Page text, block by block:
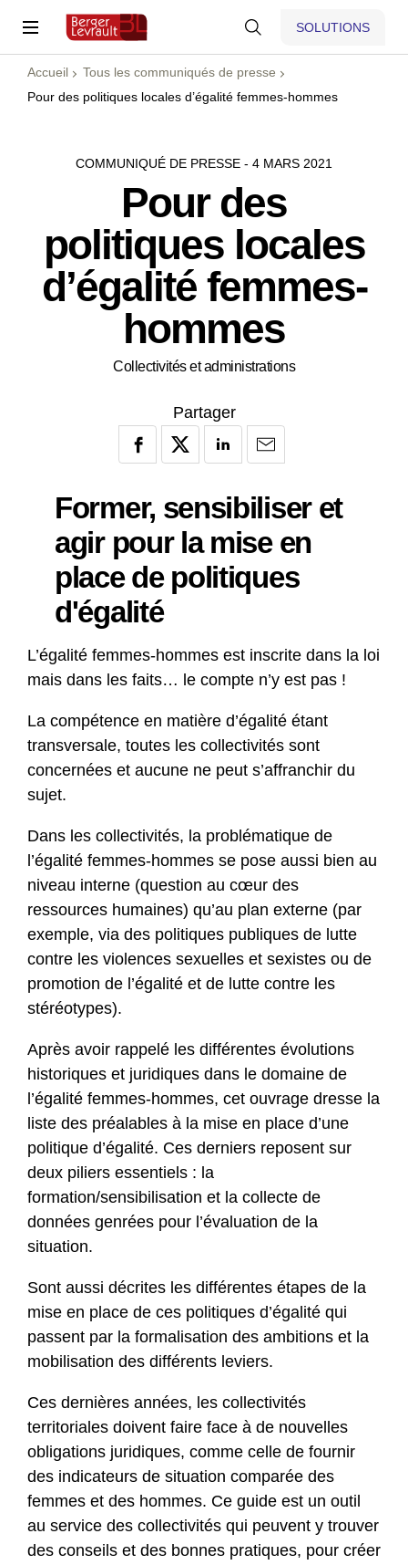
SOLUTIONS
Accueil
Tous les communiqués de presse
Pour des politiques locales d’égalité femmes-hommes
COMMUNIQUÉ DE PRESSE - 4 MARS 2021
Pour des
politiques locales
d’égalité femmes-
hommes
Collectivités et administrations
Partager
Former, sensibiliser et
agir pour la mise en
place de politiques
d'égalité
L’égalité femmes-hommes est inscrite dans la loi
mais dans les faits… le compte n’y est pas !
La compétence en matière d’égalité étant
transversale, toutes les collectivités sont
concernées et aucune ne peut s’affranchir du
sujet.
Dans les collectivités, la problématique de
l’égalité femmes-hommes se pose aussi bien au
niveau interne (question au cœur des
ressources humaines) qu’au plan externe (par
exemple, via des politiques publiques de lutte
contre les violences sexuelles et sexistes ou de
promotion de l’égalité et de lutte contre les
stéréotypes).
Après avoir rappelé les différentes évolutions
historiques et juridiques dans le domaine de
l’égalité femmes-hommes, cet ouvrage dresse la
liste des préalables à la mise en place d’une
politique d’égalité. Ces derniers reposent sur
deux piliers essentiels : la
formation/sensibilisation et la collecte de
données genrées pour l’évaluation de la
situation.
Sont aussi décrites les différentes étapes de la
mise en place de ces politiques d’égalité qui
passent par la formalisation des ambitions et la
mobilisation des différents leviers.
Ces dernières années, les collectivités
territoriales doivent faire face à de nouvelles
obligations juridiques, comme celle de fournir
des indicateurs de situation comparée des
femmes et des hommes. Ce guide est un outil
au service des collectivités qui peuvent y trouver
des conseils et des bonnes pratiques, pour créer